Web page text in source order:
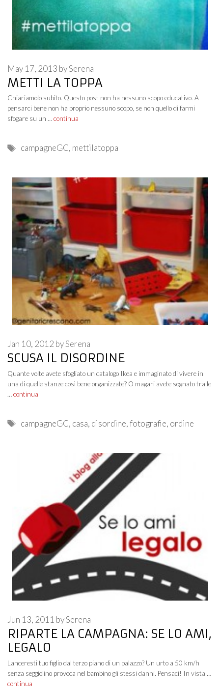
METTI LA TOPPA
May 17, 2013 bySerena
Chiariamolo subito. Questo post non ha nessuno scopo educativo. A
pensarci bene non ha proprio nessuno scopo, se non quello di farmi
sfogare su un …continua
Tags
campagneGC, mettilatoppa
SCUSA IL DISORDINE
Jan 10, 2012 bySerena
Quante volte avete sfogliato un catalogo Ikea e immaginato di vivere in
una di quelle stanze così bene organizzate? O magari avete sognato tra le
…continua
Tags
campagneGC, casa, disordine,fotografie, ordine
RIPARTE LA CAMPAGNA: SE LO AMI,
LEGALO
Jun 13, 2011 bySerena
Lanceresti tuo figlio dal terzo piano di un palazzo? Un urto a 50 km/h
senza seggiolino provoca nel bambino gli stessi danni. Pensaci! In vista …
continua